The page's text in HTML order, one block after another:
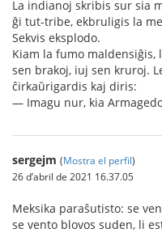
La indianoj skribis sur sia
ĝi tut-tribe, ekbruligis la
Sekvis eksplodo.
Kiam la fumo
sen brakoj, iuj sen kruroj.
ĉirkaŭrigardis kaj diris:
— Imagu nur, kia
sergejm (Mostra el perfil)
26 d’abril de 2021 16.37.05
Meksika paraŝutisto: se
se vento blovos suden, li